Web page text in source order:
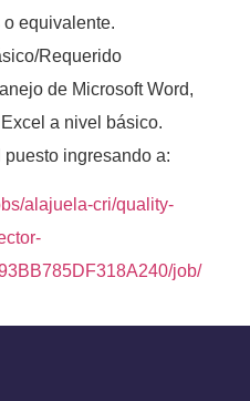
o equivalente.
Requerido
de Microsoft Word,
a nivel básico.
ingresando a:
alajuela-cri/quality-
job/